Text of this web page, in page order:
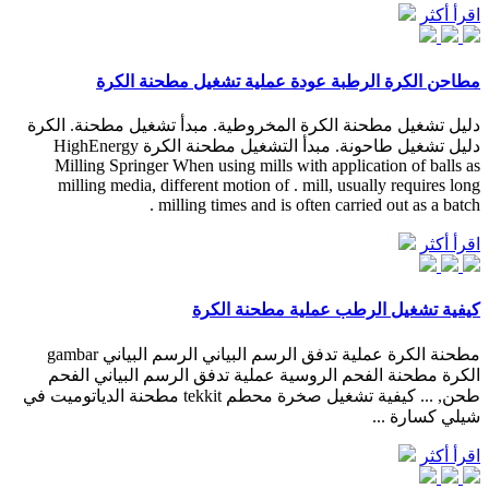
اقرأ أكثر
مطاحن الكرة الرطبة عودة عملية تشغيل مطحنة الكرة
دليل تشغيل مطحنة الكرة المخروطية. مبدأ تشغيل مطحنة. الكرة
دليل تشغيل طاحونة. مبدأ التشغيل مطحنة الكرة HighEnergy
Milling Springer When using mills with application of balls as
milling media, different motion of . mill, usually requires long
milling times and is often carried out as a batch .
اقرأ أكثر
كيفية تشغيل الرطب عملية مطحنة الكرة
مطحنة الكرة عملية تدفق الرسم البياني الرسم البياني gambar
الكرة مطحنة الفحم الروسية عملية تدفق الرسم البياني الفحم
طحن, ... كيفية تشغيل صخرة محطم tekkit مطحنة الدياتوميت في
شيلي كسارة ...
اقرأ أكثر